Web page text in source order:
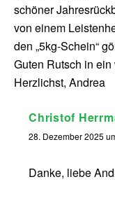
schöner
von einem
den „5kg-Schein“
Guten Rutsch in
Herzlichst, Andrea
Christof
28. Dezember 2025
Danke, liebe